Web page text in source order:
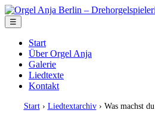
☰
Start
Über Orgel Anja
Galerie
Liedtexte
Kontakt
Start› Liedtextarchiv› Was machst